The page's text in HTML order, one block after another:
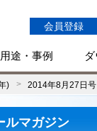
会員登録
用途・事例
) 2014年8月27日号
ルマガジン